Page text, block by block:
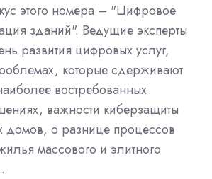
этого номера – "Цифровое
зданий". Ведущие эксперты
развития цифровых услуг,
которые сдерживают
востребованных
важности киберзащиты
домов, о разнице процессов
массового и элитного